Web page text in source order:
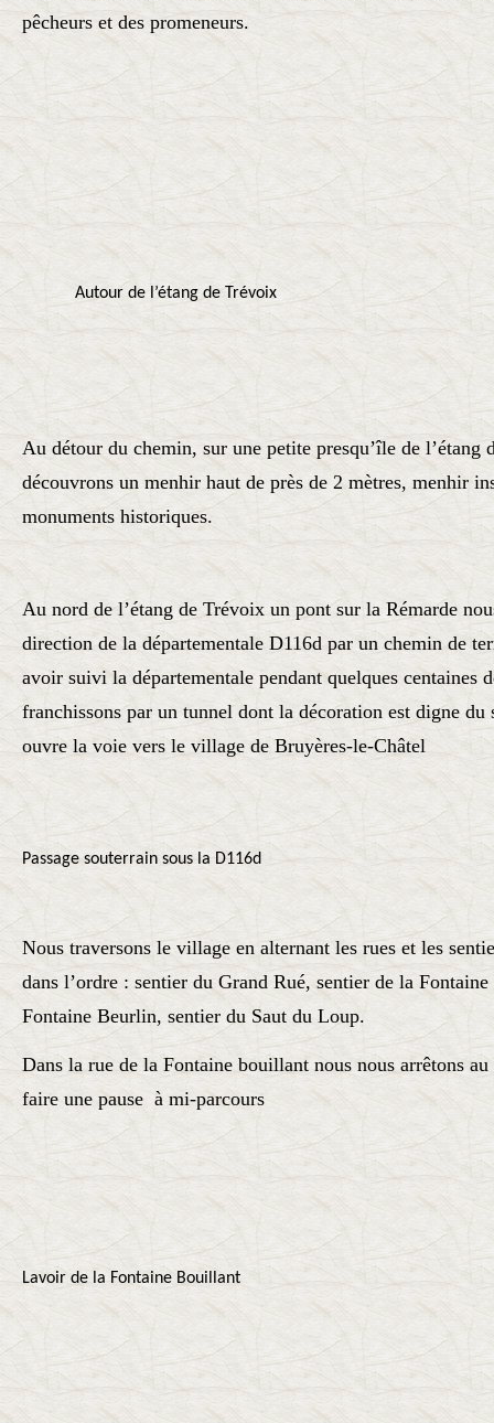
pêcheurs et des promeneurs.
Autour de l’étang de Trévoix
Au détour du chemin, sur une petite presqu’île de l’étang
découvrons un menhir haut de près de 2 mètres, menhir
monuments historiques.
Au nord de l’étang de Trévoix un pont sur la Rémarde
direction de la départementale D116d par un chemin de
avoir suivi la départementale pendant quelques centaines
franchissons par un tunnel dont la décoration est digne du
ouvre la voie vers le village de Bruyères-le-Châtel
Passage souterrain sous la D116d
Nous traversons le village en alternant les rues et les
dans l’ordre : sentier du Grand Rué, sentier de la
Fontaine Beurlin, sentier du Saut du Loup.
Dans la rue de la Fontaine bouillant nous nous arrêtons
faire une pause à mi-parcours
Lavoir de la Fontaine Bouillant